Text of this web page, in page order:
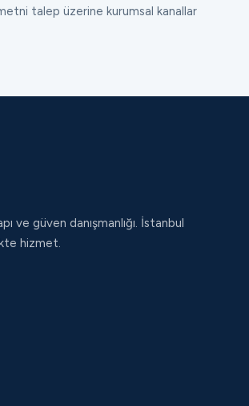
talep üzerine kurumsal kanallar
ve güven danışmanlığı. İstanbul
hizmet.